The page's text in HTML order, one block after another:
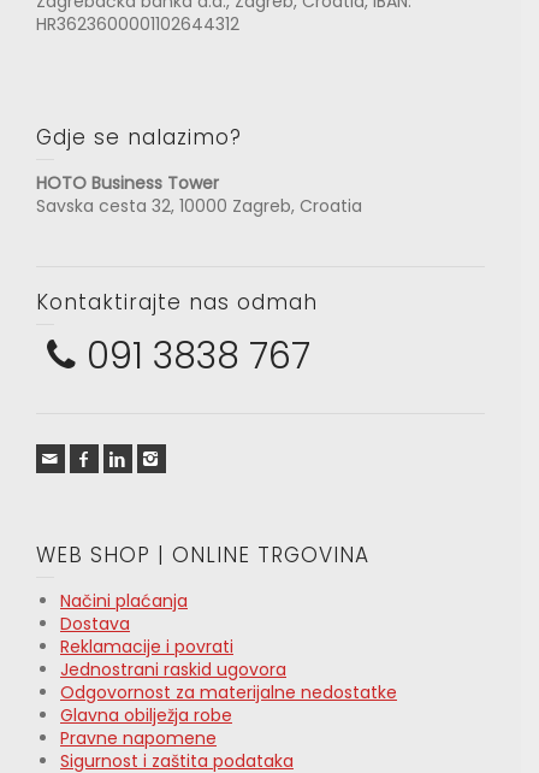
HR3623600001102644312
Gdje se nalazimo?
HOTO Business Tower
Savska cesta 32, 10000 Zagreb, Croatia
Kontaktirajte nas odmah
091 3838 767
WEB SHOP | ONLINE TRGOVINA
Načini plaćanja
Dostava
Reklamacije i povrati
Jednostrani raskid ugovora
Odgovornost za materijalne nedostatke
Glavna obilježja robe
Pravne napomene
Sigurnost i zaštita podataka